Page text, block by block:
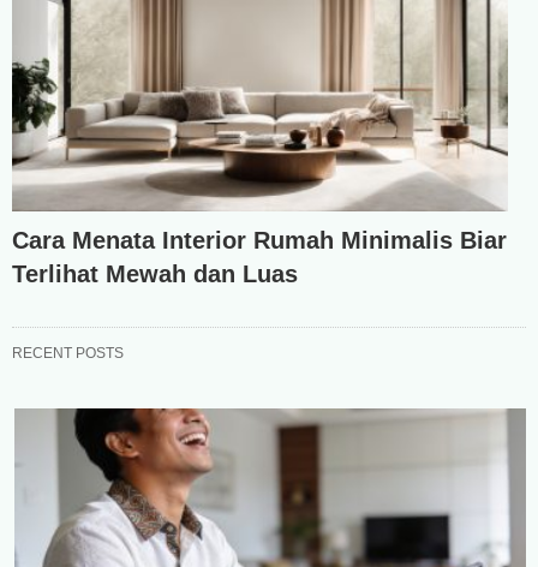
Cara Menata Interior Rumah Minimalis Biar
Terlihat Mewah dan Luas
RECENT POSTS